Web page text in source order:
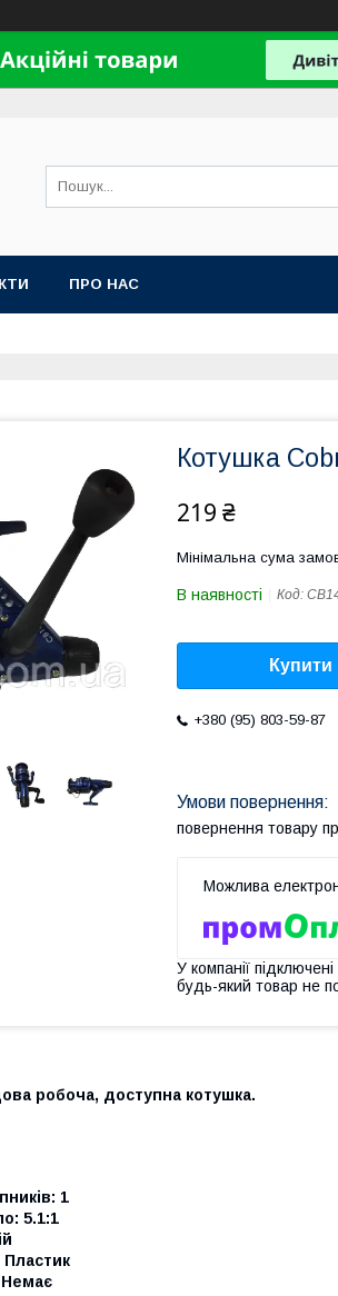
ПРО НАС
Котушка
219 ₴
Мінімальна сума
В наявності Код:
Купити
+380 (95) 803-59-87
повернення товару
У компанії
будь-який товар не
робоча, доступна котушка.
1
5.1:1
Пластик